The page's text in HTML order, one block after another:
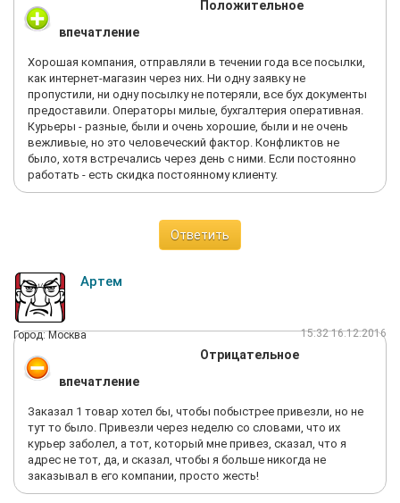
Положительное
впечатление
Хорошая компания, отправляли в течении года все посылки,
как интернет-магазин через них. Ни одну заявку не
пропустили, ни одну посылку не потеряли, все бух документы
предоставили. Операторы милые, бухгалтерия оперативная.
Курьеры - разные, были и очень хорошие, были и не очень
вежливые, но это человеческий фактор. Конфликтов не
было, хотя встречались через день с ними. Если постоянно
работать - есть скидка постоянному клиенту.
Ответить
Артем
Город: Москва 15:32 16.12.2016
Отрицательное
впечатление
Заказал 1 товар хотел бы, чтобы побыстрее привезли, но не
тут то было. Привезли через неделю со словами, что их
курьер заболел, а тот, который мне привез, сказал, что я
адрес не тот, да, и сказал, чтобы я больше никогда не
заказывал в его компании, просто жесть!